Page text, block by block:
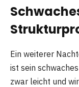
Ein weiterer
ist sein
zwar leicht und